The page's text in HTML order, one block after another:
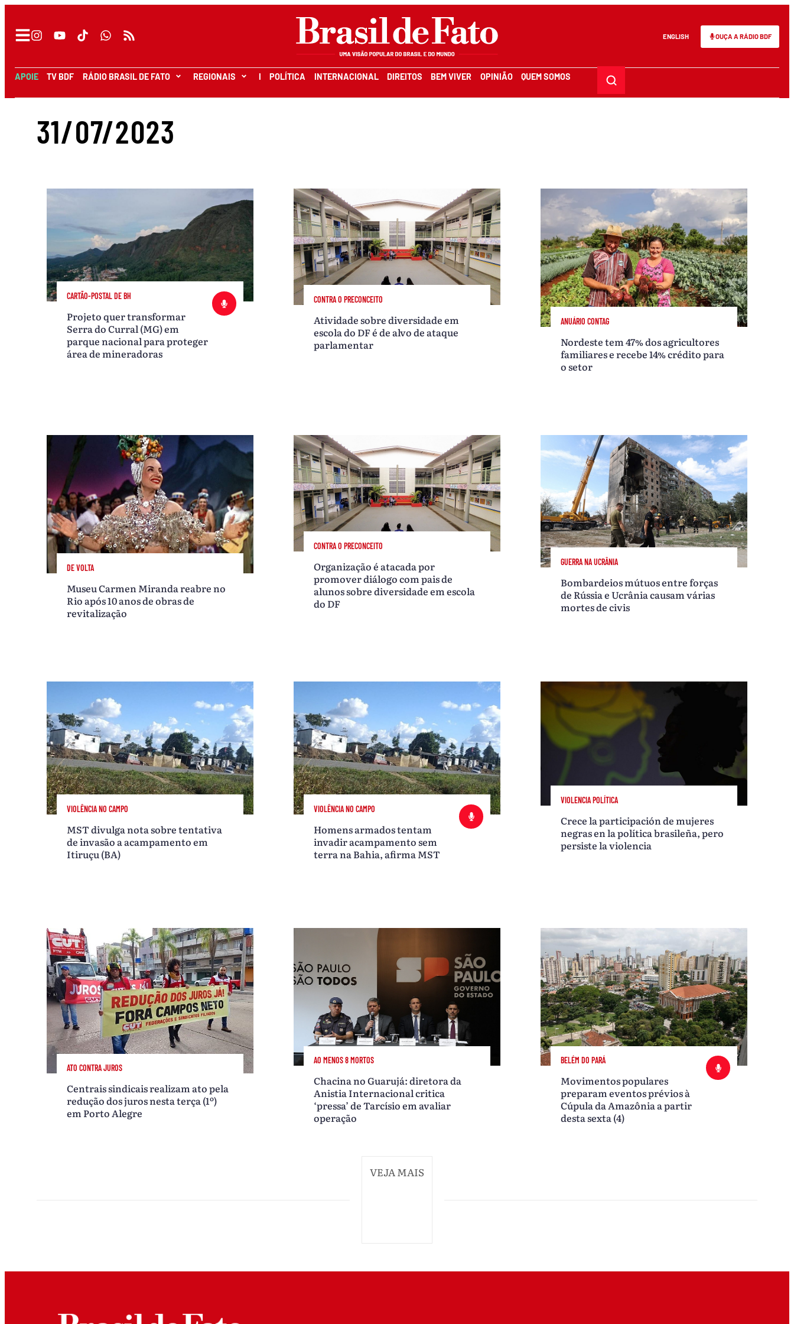
ENGLISH OUÇA A RÁDIO BDF
APOIE TV BDF RÁDIO BRASIL DE FATO REGIONAIS I POLÍTICA INTERNACIONAL DIREITOS BEM VIVER OPINIÃO QUEM SOMOS
31/07/2023
CARTÃO-POSTAL DE BH
Projeto quer transformar
Serra do Curral (MG) em
parque nacional para proteger
área de mineradoras
CONTRA O PRECONCEITO
Atividade sobre diversidade em
escola do DF é de alvo de ataque
parlamentar
ANUÁRIO CONTAG
Nordeste tem 47% dos agricultores
familiares e recebe 14% crédito para
o setor
DE VOLTA
Museu Carmen Miranda reabre no
Rio após 10 anos de obras de
revitalização
CONTRA O PRECONCEITO
Organização é atacada por
promover diálogo com pais de
alunos sobre diversidade em escola
do DF
GUERRA NA UCRÂNIA
Bombardeios mútuos entre forças
de Rússia e Ucrânia causam várias
mortes de civis
VIOLÊNCIA NO CAMPO
MST divulga nota sobre tentativa
de invasão a acampamento em
Itiruçu (BA)
VIOLÊNCIA NO CAMPO
Homens armados tentam
invadir acampamento sem
terra na Bahia, afirma MST
VIOLENCIA POLÍTICA
Crece la participación de mujeres
negras en la política brasileña, pero
persiste la violencia
ATO CONTRA JUROS
Centrais sindicais realizam ato pela
redução dos juros nesta terça (1º)
em Porto Alegre
AO MENOS 8 MORTOS
Chacina no Guarujá: diretora da
Anistia Internacional critica
‘pressa’ de Tarcísio em avaliar
operação
BELÉM DO PARÁ
Movimentos populares
preparam eventos prévios à
Cúpula da Amazônia a partir
desta sexta (4)
VEJA MAIS